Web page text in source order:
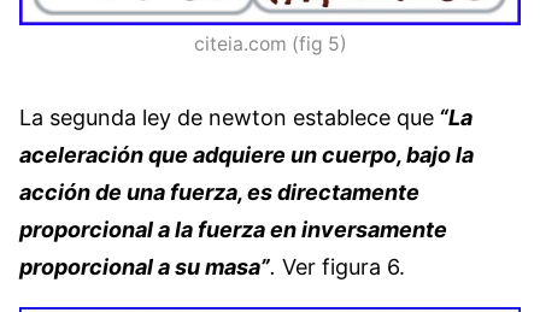
citeia.com (fig 5)
La segunda ley de newton establece que “La
aceleración que adquiere un cuerpo, bajo la
acción de una fuerza, es directamente
proporcional a la fuerza en inversamente
proporcional a su masa”. Ver figura 6.